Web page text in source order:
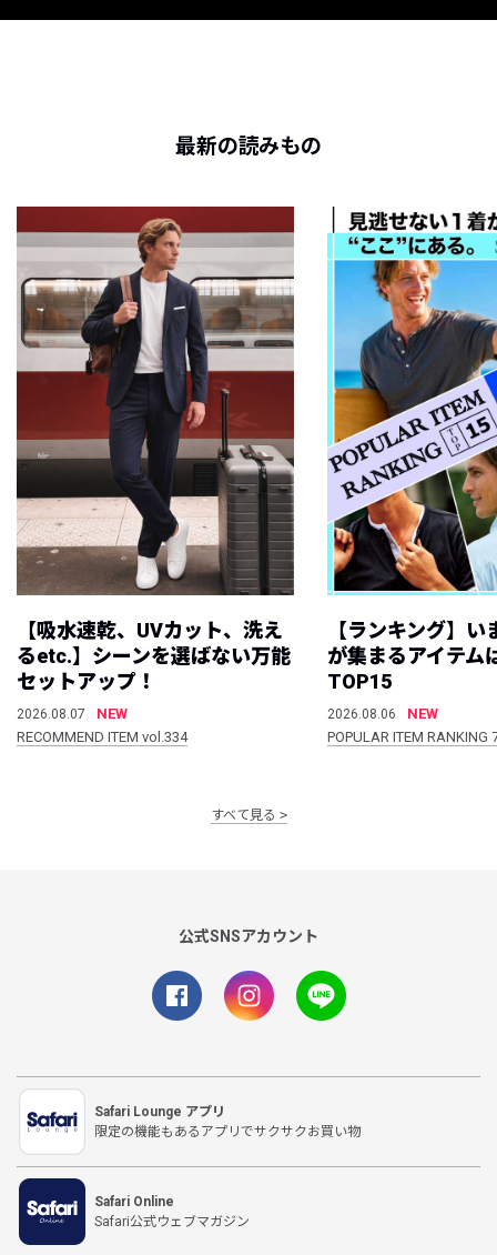
最新の読みもの
【吸水速乾、UVカット、洗え
るetc.】シーンを選ばない万能
セットアップ！
2026.08.07
NEW
RECOMMEND ITEM vol.334
【ランキング】
が集まるアイテム
TOP15
2026.08.06
NEW
POPULAR ITEM
すべて見る
公式SNSアカウント
Safari Lounge アプリ
限定の機能もあるアプリでサクサクお買い物
Safari Online
Safari公式ウェブマガジン